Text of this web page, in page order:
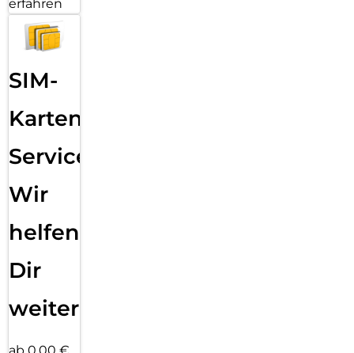
erfahren
SIM-
Karten
Service:
Wir
helfen
Dir
weiter
ab 0,00 €